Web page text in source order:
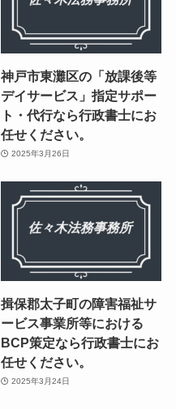
神戸市東灘区の「放課後等
デイサービス」指定サポー
ト・代行なら行政書士にお
任せください。
2025年3月26日
揖保郡太子町の障害福祉サ
ービス事業所等における
BCP策定なら行政書士にお
任せください。
2025年3月24日